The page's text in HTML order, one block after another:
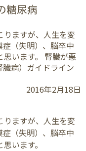
糖尿病
ますが、人生を変
（失明）、脳卒中
思います。 腎臓が悪
臓病）ガイドライン
2016年2月18日
ますが、人生を変
（失明）、脳卒中
います。